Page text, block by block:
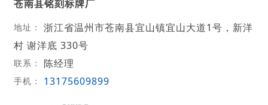
苍南县铭刻标牌厂
地址：
浙江省温州市苍南县宜山镇宜山大道1号，新洋
村 谢洋底 330号
联系： 陈经理
手机： 13175609899